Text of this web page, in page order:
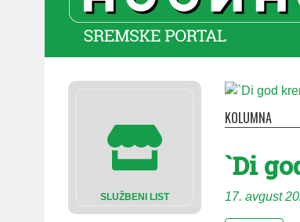
SLUŽBENI LIST
KOLUMNA
`Di
17. avgust